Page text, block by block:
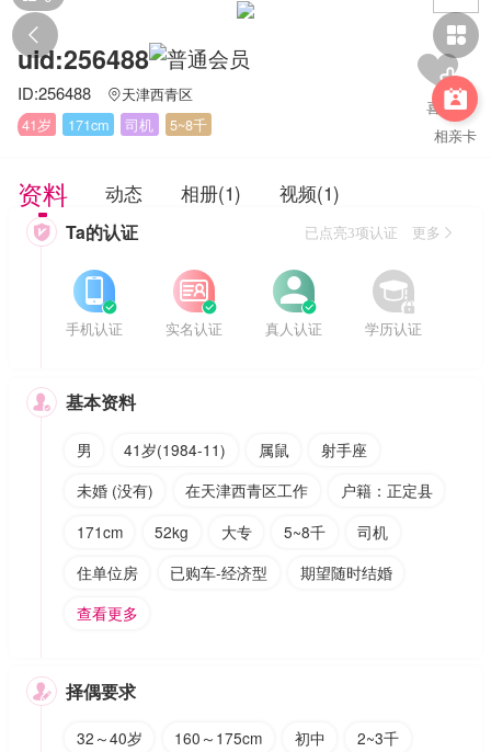
 

相亲卡
uid:256488
ID:256488 天津西青区
41岁
171cm 司机 5~8千
资料 动态 相册(1) 视频(1)
 Ta的认证 已点亮3项认证 更多


手机认证


实名认证


真人认证


学历认证
 基本资料
男 41岁(1984-11) 属鼠
射手座
未婚 (没有)
在天津西青区工作
户籍：正定县
171cm
52kg 大专 5~8千
司机
住单位房
已购车-经济型
期望随时结婚
查看更多
 择偶要求
32～40岁 160～175cm 初中
2~3千